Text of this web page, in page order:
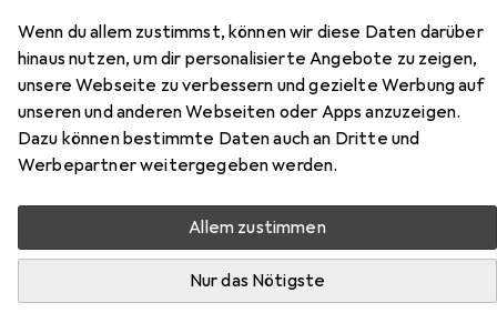
Wenn du allem zustimmst, können wir diese Daten darüber
hinaus nutzen, um dir personalisierte Angebote zu zeigen,
unsere Webseite zu verbessern und gezielte Werbung auf
unseren und anderen Webseiten oder Apps anzuzeigen.
Dazu können bestimmte Daten auch an Dritte und
Werbepartner weitergegeben werden.
Allem zustimmen
Nur das Nötigste
Zubehör für Ravensburger Puzzle
Barbie, Fashion Icon, 1000 Teile.
Hier findest du passendes Zubehör zum Produkt
Ravensburger Puzzle Barbie, Fashion Icon, 1000 Teile. aus
der Kategorie Puzzle Zubehör.
Relevanz